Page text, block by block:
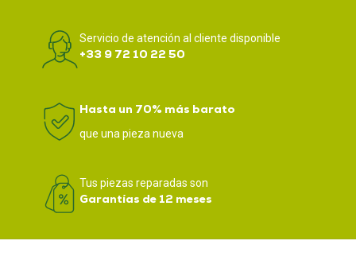
Servicio de atención al cliente disponible
+33 9 72 10 22 50
Hasta un 70% más barato
que una pieza nueva
Tus piezas reparadas son
Garantías de 12 meses